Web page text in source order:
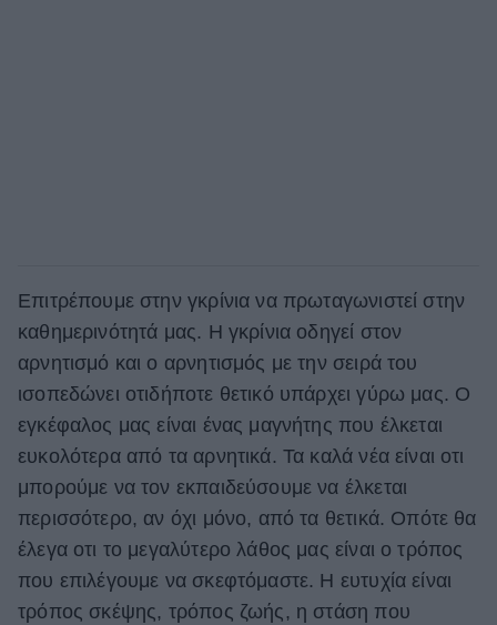
Επιτρέπουμε στην γκρίνια να πρωταγωνιστεί στην
καθημερινότητά μας. Η γκρίνια οδηγεί στον
αρνητισμό και ο αρνητισμός με την σειρά του
ισοπεδώνει οτιδήποτε θετικό υπάρχει γύρω μας. Ο
εγκέφαλος μας είναι ένας μαγνήτης που έλκεται
ευκολότερα από τα αρνητικά. Τα καλά νέα είναι οτι
μπορούμε να τον εκπαιδεύσουμε να έλκεται
περισσότερο, αν όχι μόνο, από τα θετικά. Οπότε θα
έλεγα οτι το μεγαλύτερο λάθος μας είναι ο τρόπος
που επιλέγουμε να σκεφτόμαστε. Η ευτυχία είναι
τρόπος σκέψης, τρόπος ζωής, η στάση που